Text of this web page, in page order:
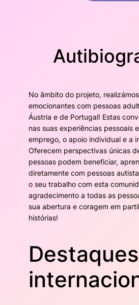
No âmbito do projeto,
emocionantes com pessoas
Áustria e de Portugal! Estas
nas suas experiências pessoais
emprego, o apoio individual e a
Oferecem perspectivas únicas
pessoas podem beneficiar,
diretamente com pessoas
o seu trabalho com esta
agradecimento a todas as
sua abertura e coragem em
histórias!
Destaques